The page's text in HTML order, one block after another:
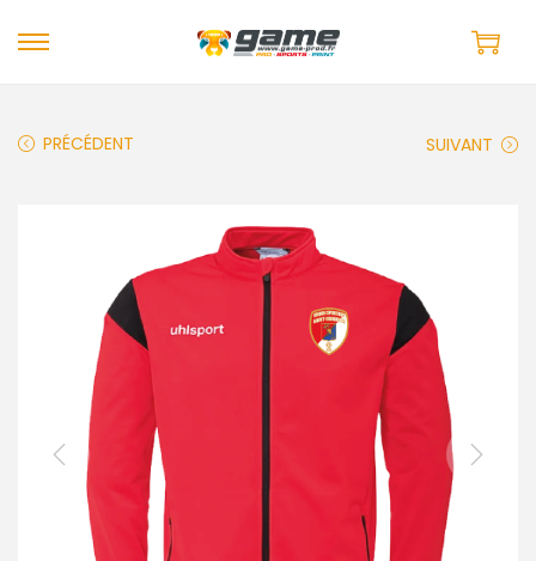
PRÉCÉDENT SUIVANT